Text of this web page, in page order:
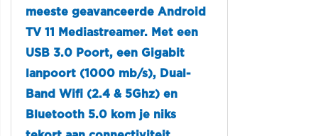
meeste geavanceerde Android
TV 11 Mediastreamer. Met een
USB 3.0 Poort, een Gigabit
lanpoort (1000 mb/s), Dual-
Band Wifi (2.4 & 5Ghz) en
Bluetooth 5.0 kom je niks